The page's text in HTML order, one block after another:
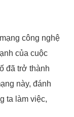
công nghệ
của cuộc
đã trở thành
này, đánh
ta làm việc,